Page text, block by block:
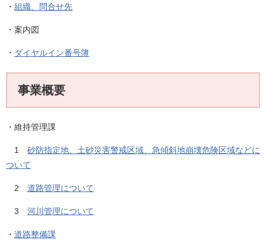
・ 組織、問合せ先
・案内図
・ ダイヤルイン番号簿
事業概要
・維持管理課
1 砂防指定地、土砂災害警戒区域、急傾斜地崩壊危険区域などに
ついて
2 道路管理について
3 河川管理について
・ 道路整備課